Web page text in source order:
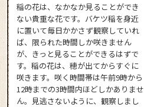
稲の花は、なかなか見ることができ
ない貴重な花です。バケツ稲を身近
に置いて毎日かかさず観察していれ
ば、限られた時間しか咲きません
が、きっと見ることができるはずで
す。稲の花は、穂が出てからすぐに
咲きます。咲く時間帯は午前9時から
12時までの3時間内ほどしかありませ
ん。見逃さないように、観察しまし